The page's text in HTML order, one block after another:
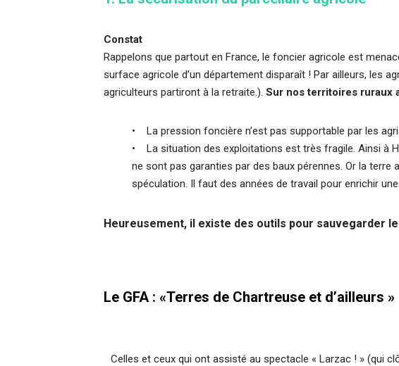
Constat
Rappelons que partout en France, le foncier agricole est
surface agricole d’un département disparaît ! Par ailleurs, les
agriculteurs partiront à la retraite.). Sur nos territoires ruraux
• La pression foncière n’est pas supportable par les
• La situation des exploitations est très fragile. Ainsi à
ne sont pas garanties par des baux pérennes. Or la
spéculation. Il faut des années de travail pour enrichir
Heureusement, il existe des outils pour sauvegarder
Le GFA : «Terres de Chartreuse et d’ailleurs »
Celles et ceux qui ont assisté au spectacle « Larzac ! » (qui